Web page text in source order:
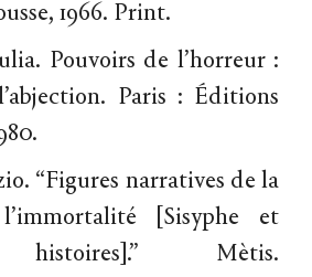
1966. Print.
Pouvoirs de l’horreur :
Paris : Éditions
“Figures narratives de la
[Sisyphe et
Mètis.